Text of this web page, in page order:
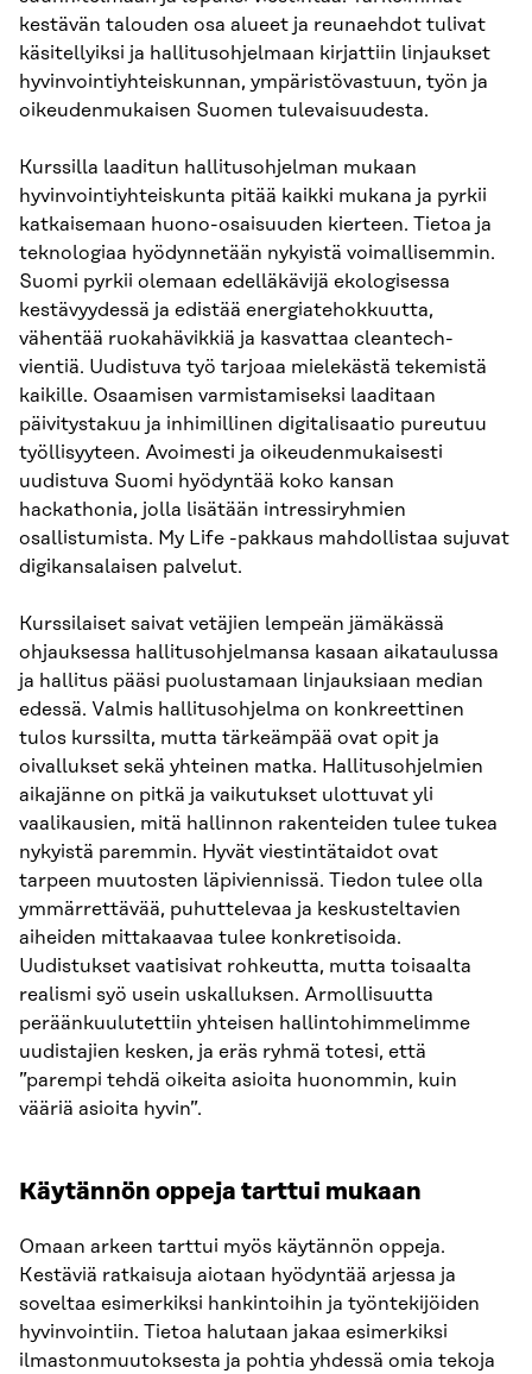
kestävän talouden osa alueet ja reunaehdot tulivat
käsitellyiksi ja hallitusohjelmaan kirjattiin linjaukset
hyvinvointiyhteiskunnan, ympäristövastuun, työn ja
oikeudenmukaisen Suomen tulevaisuudesta.
Kurssilla laaditun hallitusohjelman mukaan
hyvinvointiyhteiskunta pitää kaikki mukana ja pyrkii
katkaisemaan huono-osaisuuden kierteen. Tietoa ja
teknologiaa hyödynnetään nykyistä voimallisemmin.
Suomi pyrkii olemaan edelläkävijä ekologisessa
kestävyydessä ja edistää energiatehokkuutta,
vähentää ruokahävikkiä ja kasvattaa cleantech-
vientiä. Uudistuva työ tarjoaa mielekästä tekemistä
kaikille. Osaamisen varmistamiseksi laaditaan
päivitystakuu ja inhimillinen digitalisaatio pureutuu
työllisyyteen. Avoimesti ja oikeudenmukaisesti
uudistuva Suomi hyödyntää koko kansan
hackathonia, jolla lisätään intressiryhmien
osallistumista. My Life -pakkaus mahdollistaa sujuvat
digikansalaisen palvelut.
Kurssilaiset saivat vetäjien lempeän jämäkässä
ohjauksessa hallitusohjelmansa kasaan aikataulussa
ja hallitus pääsi puolustamaan linjauksiaan median
edessä. Valmis hallitusohjelma on konkreettinen
tulos kurssilta, mutta tärkeämpää ovat opit ja
oivallukset sekä yhteinen matka. Hallitusohjelmien
aikajänne on pitkä ja vaikutukset ulottuvat yli
vaalikausien, mitä hallinnon rakenteiden tulee tukea
nykyistä paremmin. Hyvät viestintätaidot ovat
tarpeen muutosten läpiviennissä. Tiedon tulee olla
ymmärrettävää, puhuttelevaa ja keskusteltavien
aiheiden mittakaavaa tulee konkretisoida.
Uudistukset vaatisivat rohkeutta, mutta toisaalta
realismi syö usein uskalluksen. Armollisuutta
peräänkuulutettiin yhteisen hallintohimmelimme
uudistajien kesken, ja eräs ryhmä totesi, että
”parempi tehdä oikeita asioita huonommin, kuin
vääriä asioita hyvin”.
Käytännön oppeja tarttui mukaan
Omaan arkeen tarttui myös käytännön oppeja.
Kestäviä ratkaisuja aiotaan hyödyntää arjessa ja
soveltaa esimerkiksi hankintoihin ja työntekijöiden
hyvinvointiin. Tietoa halutaan jakaa esimerkiksi
ilmastonmuutoksesta ja pohtia yhdessä omia tekoja